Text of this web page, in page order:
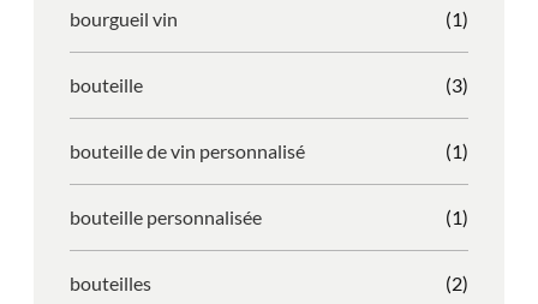
bourgueil vin (1)
bouteille (3)
bouteille de vin personnalisé (1)
bouteille personnalisée (1)
bouteilles (2)